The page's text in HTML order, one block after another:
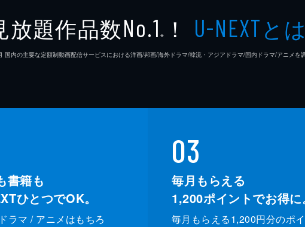
放題作品数No.1 ※ ！ U-NEXTとは
内の主要な定額制動画配信サービスにおける洋画/邦画/海外ドラマ/韓流・アジアドラマ/国内ドラマ/アニメを
書籍も
ひとつでOK。
ラマ / アニメはもちろ
03
毎月もらえる
1,200ポイントでお得に
毎月もらえる1,200円分のポ